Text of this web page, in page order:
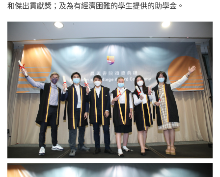
和傑出貢獻獎；及為有經濟困難的學生提供的助學金。